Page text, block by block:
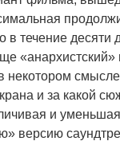
в течение
смысле
и за какой
и
версию